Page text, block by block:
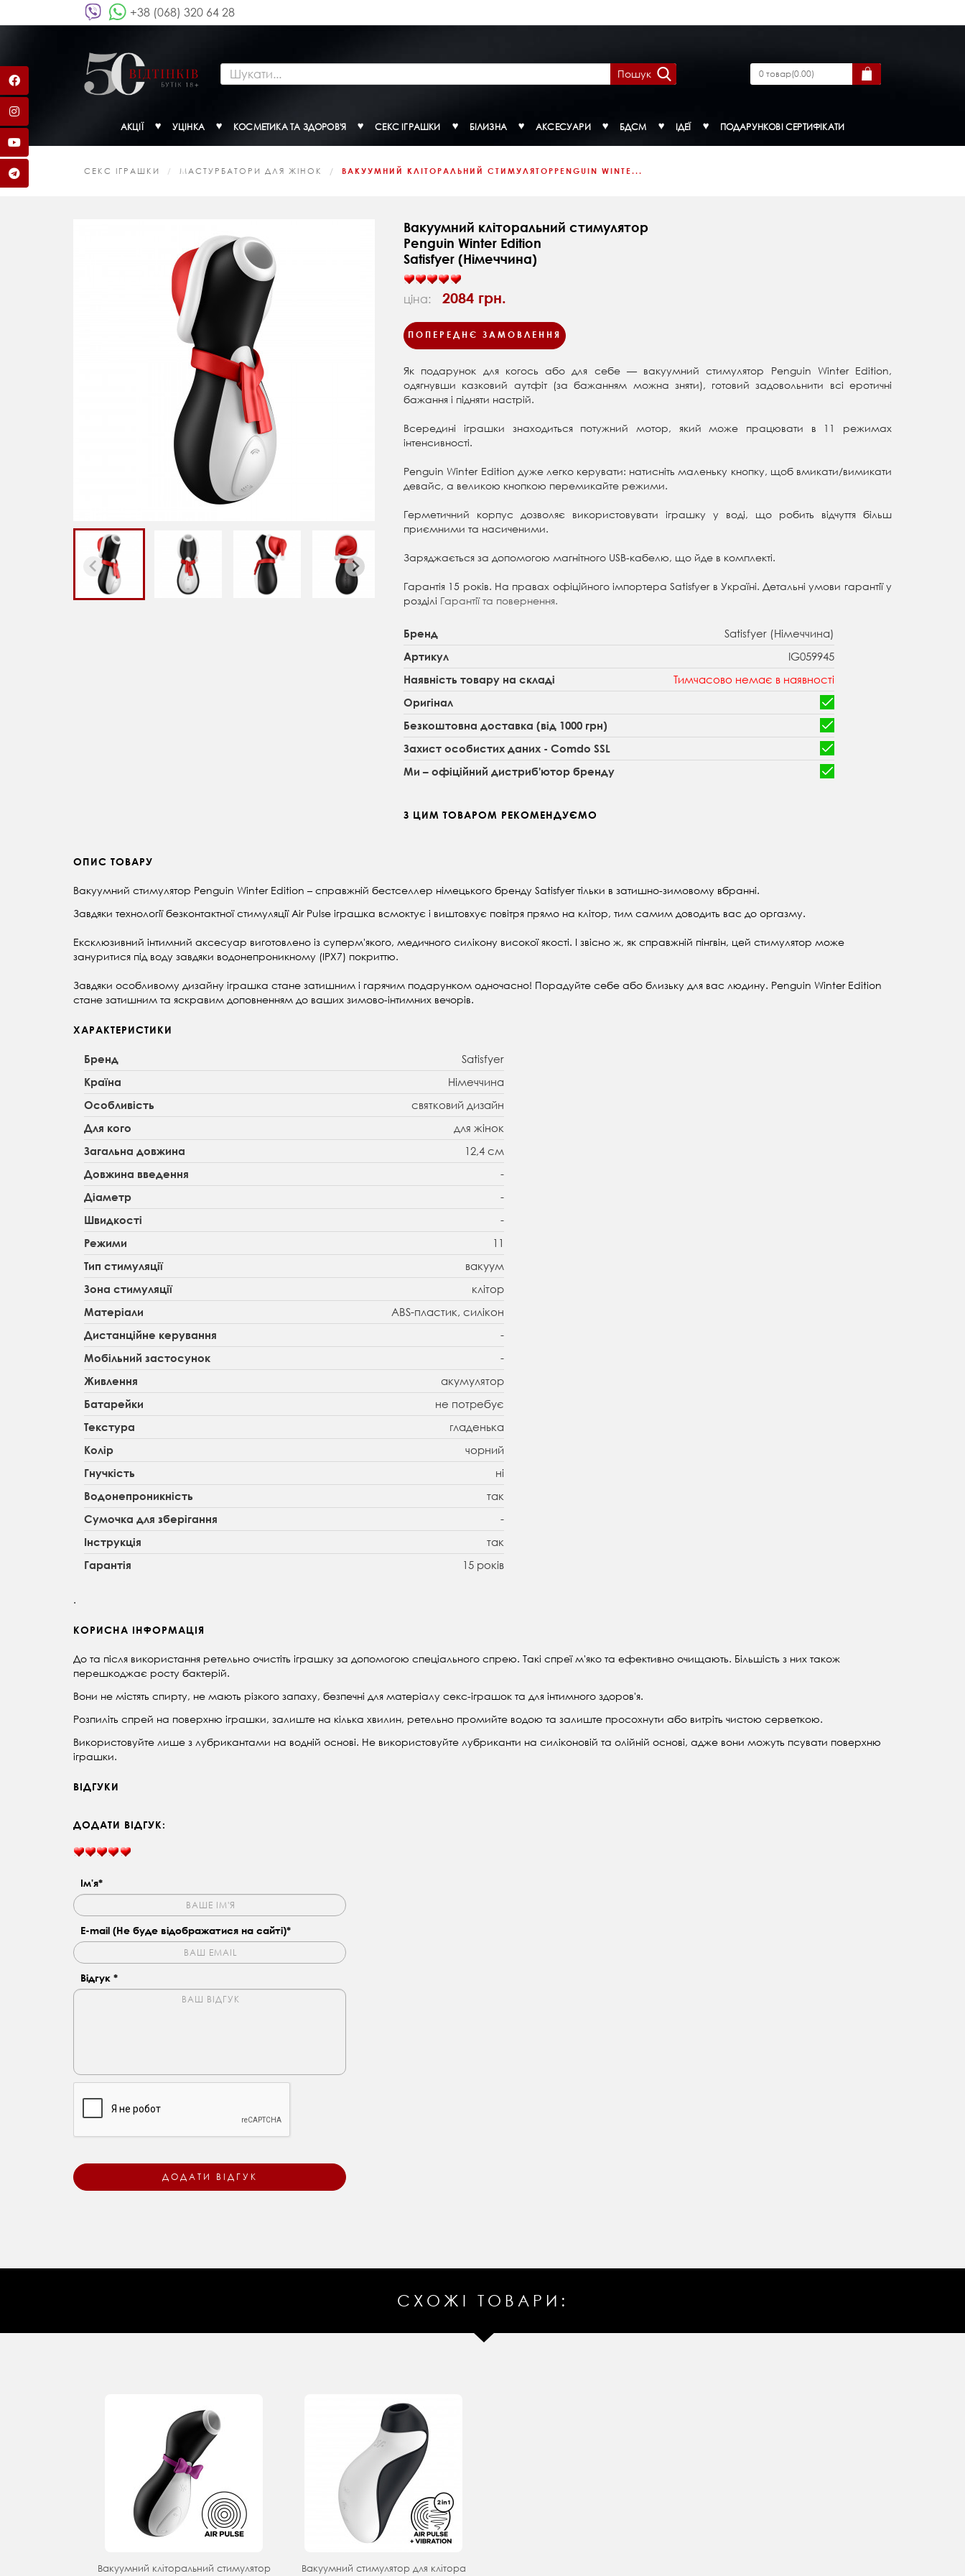
+38 (068) 320 64 28
Пошук 0товар(0.00)
АКЦІЇ УЦІНКА КОСМЕТИКА ТА ЗДОРОВ'Я СЕКС ІГРАШКИ БІЛИЗНА АКСЕСУАРИ БДСМ ІДЕЇ ПОДАРУНКОВІ СЕРТИФІКАТИ
СЕКС ІГРАШКИ МАСТУРБАТОРИ ДЛЯ ЖІНОК ВАКУУМНИЙ КЛІТОРАЛЬНИЙ СТИМУЛЯТОРPENGUIN WINTE...
Вакуумний кліторальний стимулятор
Penguin Winter Edition
Satisfyer (Німеччина)
ціна: 2084 грн.
ПОПЕРЕДНЄ ЗАМОВЛЕННЯ
Як подарунок для когось або для себе — вакуумний стимулятор Penguin Winter Edition,
одягнувши казковий аутфіт (за бажанням можна зняти), готовий задовольнити всі еротичні
бажання і підняти настрій.
Всередині іграшки знаходиться потужний мотор, який може працювати в 11 режимах
інтенсивності.
Penguin Winter Edition дуже легко керувати: натисніть маленьку кнопку, щоб вмикати/вимикати
девайс, а великою кнопкою перемикайте режими.
Герметичний корпус дозволяє використовувати іграшку у воді, що робить відчуття більш
приємними та насиченими.
Заряджається за допомогою магнітного USB-кабелю, що йде в комплекті.
Гарантія 15 років. На правах офіційного імпортера Satisfyer в Україні. Детальні умови гарантії у
розділі Гарантії та повернення.
Бренд Satisfyer (Німеччина)
Артикул IG059945
Наявність товару на складі Тимчасово немає в наявності
Оригінал
Безкоштовна доставка (від 1000 грн)
Захист особистих даних - Comdo SSL
Ми – офіційний дистриб'ютор бренду
З ЦИМ ТОВАРОМ РЕКОМЕНДУЄМО
ОПИС ТОВАРУ
Вакуумний стимулятор Penguin Winter Edition – справжній бестселлер німецького бренду Satisfyer тільки в затишно-зимовому вбранні.
Завдяки технології безконтактної стимуляції Air Pulse іграшка всмоктує і виштовхує повітря прямо на клітор, тим самим доводить вас до оргазму.
Ексклюзивний інтимний аксесуар виготовлено із суперм'якого, медичного силікону високої якості. І звісно ж, як справжній пінгвін, цей стимулятор може
зануритися під воду завдяки водонепроникному (IPX7) покриттю.
Завдяки особливому дизайну іграшка стане затишним і гарячим подарунком одночасно! Порадуйте себе або близьку для вас людину. Penguin Winter Edition
стане затишним та яскравим доповненням до ваших зимово-інтимних вечорів.
ХАРАКТЕРИСТИКИ
Бренд Satisfyer
Країна Німеччина
Особливість святковий дизайн
Для кого для жінок
Загальна довжина 12,4 см
Довжина введення -
Діаметр -
Швидкості -
Режими 11
Тип стимуляції вакуум
Зона стимуляції клітор
Матеріали ABS-пластик, силікон
Дистанційне керування -
Мобільний застосунок -
Живлення акумулятор
Батарейки не потребує
Текстура гладенька
Колір чорний
Гнучкість ні
Водонепроникність так
Сумочка для зберігання -
Інструкція так
Гарантія 15 років
.
КОРИСНА ІНФОРМАЦІЯ
До та після використання ретельно очистіть іграшку за допомогою спеціального спрею. Такі спреї м'яко та ефективно очищають. Більшість з них також
перешкоджає росту бактерій.
Вони не містять спирту, не мають різкого запаху, безпечні для матеріалу секс-іграшок та для інтимного здоров'я.
Розпиліть спрей на поверхню іграшки, залиште на кілька хвилин, ретельно промийте водою та залиште просохнути або витріть чистою серветкою.
Використовуйте лише з лубрикантами на водній основі. Не використовуйте лубриканти на силіконовій та олійній основі, адже вони можуть псувати поверхню
іграшки.
ВІДГУКИ
ДОДАТИ ВІДГУК:
Ім'я*
E-mail (Не буде відображатися на сайті)*
Відгук *
СХОЖІ ТОВАРИ:
Вакуумний кліторальний стимулятор
Вакуумний стимулятор для клітора